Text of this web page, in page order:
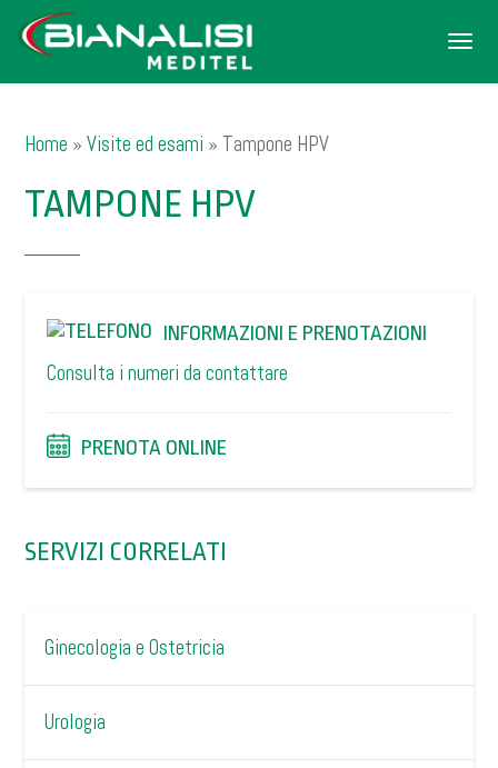
Menu
Home »Visite ed esami » Tampone HPV
TAMPONE HPV
INFORMAZIONI E PRENOTAZIONI
Consulta i numeri da contattare
PRENOTA ONLINE
SERVIZI CORRELATI
Ginecologia e Ostetricia
Urologia